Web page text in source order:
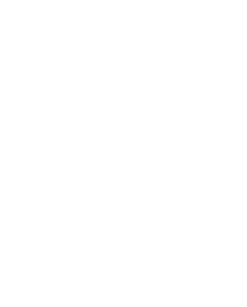
favoritos
favoritos